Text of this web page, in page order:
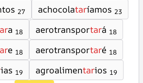
27 achocolataríamos 23
a 18 aerotransportará 18
e 18 aerotransportaré 18
ias 19 agroalimentarios 19